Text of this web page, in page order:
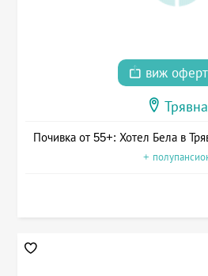
виж
Трявна
Почивка от 55+: Хотел Бела в
+